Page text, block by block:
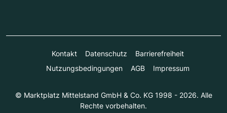
Kontakt Datenschutz
Barrierefreiheit
Nutzungsbedingungen
AGB Impressum
© Marktplatz Mittelstand GmbH & Co. KG 1998 - 2026. Alle
Rechte vorbehalten.